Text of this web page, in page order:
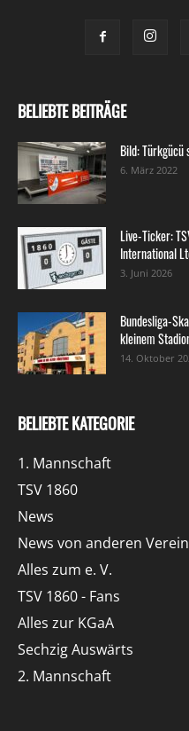
BELIEBTE BEITRÄGE
Bild: Türkgücü
6. März 2022
Live-Ticker:
International
3. Juni 2026
Bundesliga-
kleinem
14. Oktober
BELIEBTE KATEGORIE
1. Mannschaft
TSV 1860
News
News von anderen
Alles zum e. V.
TSV 1860 - Fans
Alles zur KGaA
Sechzig Auswärts
2. Mannschaft